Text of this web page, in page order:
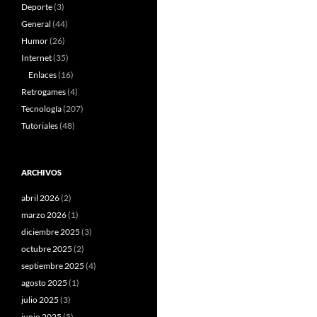
Deporte(3)
General (44)
Humor(26)
Internet(35)
Enlaces(16)
Retrogames(4)
Tecnología(207)
Tutoriales(48)
ARCHIVOS
abril 2026(2)
marzo 2026(1)
diciembre 2025 (3)
octubre 2025 (2)
septiembre 2025 (4)
agosto 2025 (1)
julio 2025 (3)